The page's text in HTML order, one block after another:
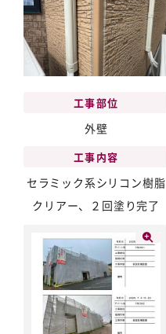
工事部位
外壁
工事内容
セラミック系シリコン樹脂
クリアー、２回塗り完了